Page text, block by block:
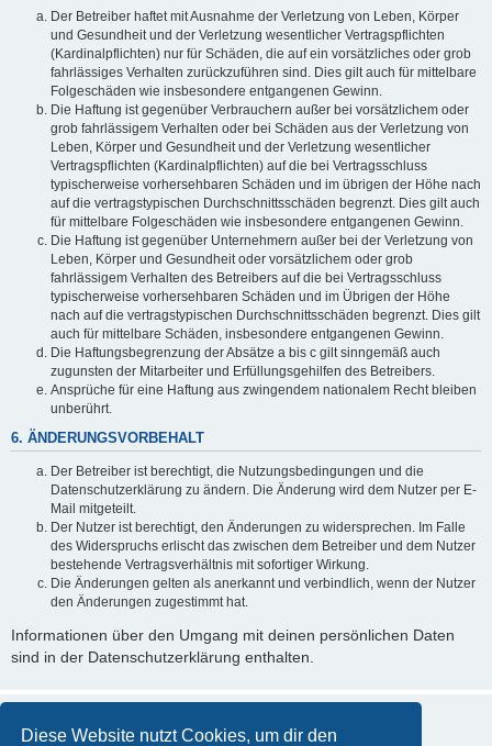
Diese Website nutzt Cookies, um dir den
Der Betreiber haftet mit Ausnahme der Verletzung von Leben, Körper
und Gesundheit und der Verletzung wesentlicher Vertragspflichten
(Kardinalpflichten) nur für Schäden, die auf ein vorsätzliches oder grob
fahrlässiges Verhalten zurückzuführen sind. Dies gilt auch für mittelbare
Folgeschäden wie insbesondere entgangenen Gewinn.
Die Haftung ist gegenüber Verbrauchern außer bei vorsätzlichem oder
grob fahrlässigem Verhalten oder bei Schäden aus der Verletzung von
Leben, Körper und Gesundheit und der Verletzung wesentlicher
Vertragspflichten (Kardinalpflichten) auf die bei Vertragsschluss
typischerweise vorhersehbaren Schäden und im übrigen der Höhe nach
auf die vertragstypischen Durchschnittsschäden begrenzt. Dies gilt auch
für mittelbare Folgeschäden wie insbesondere entgangenen Gewinn.
Die Haftung ist gegenüber Unternehmern außer bei der Verletzung von
Leben, Körper und Gesundheit oder vorsätzlichem oder grob
fahrlässigem Verhalten des Betreibers auf die bei Vertragsschluss
typischerweise vorhersehbaren Schäden und im Übrigen der Höhe
nach auf die vertragstypischen Durchschnittsschäden begrenzt. Dies gilt
auch für mittelbare Schäden, insbesondere entgangenen Gewinn.
Die Haftungsbegrenzung der Absätze a bis c gilt sinngemäß auch
zugunsten der Mitarbeiter und Erfüllungsgehilfen des Betreibers.
Ansprüche für eine Haftung aus zwingendem nationalem Recht bleiben
unberührt.
6. ÄNDERUNGSVORBEHALT
Der Betreiber ist berechtigt, die Nutzungsbedingungen und die
Datenschutzerklärung zu ändern. Die Änderung wird dem Nutzer per E-
Mail mitgeteilt.
Der Nutzer ist berechtigt, den Änderungen zu widersprechen. Im Falle
des Widerspruchs erlischt das zwischen dem Betreiber und dem Nutzer
bestehende Vertragsverhältnis mit sofortiger Wirkung.
Die Änderungen gelten als anerkannt und verbindlich, wenn der Nutzer
den Änderungen zugestimmt hat.
Informationen über den Umgang mit deinen persönlichen Daten
sind in der Datenschutzerklärung enthalten.